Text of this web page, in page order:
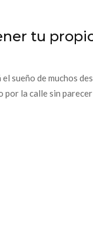
tu
sueño de muchos
por la calle sin